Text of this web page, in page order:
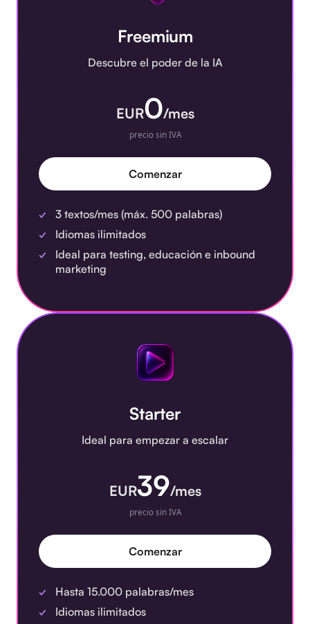
Freemium
Descubre el poder de la IA
EUR0/mes
precio sin IVA
Comenzar
3 textos/mes (máx. 500 palabras)
Idiomas ilimitados
Ideal para testing, educación e inbound
marketing
Starter
Ideal para empezar a escalar
EUR39/mes
precio sin IVA
Comenzar
Hasta 15.000 palabras/mes
Idiomas ilimitados